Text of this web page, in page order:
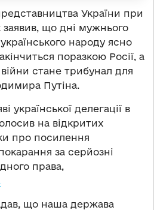
України при
що дні мужнього
народу ясно
поразкою Росії, а
стане трибунал для
Путіна.
української делегації в
на відкритих
про посилення
за серйозні
права,
що наша держава